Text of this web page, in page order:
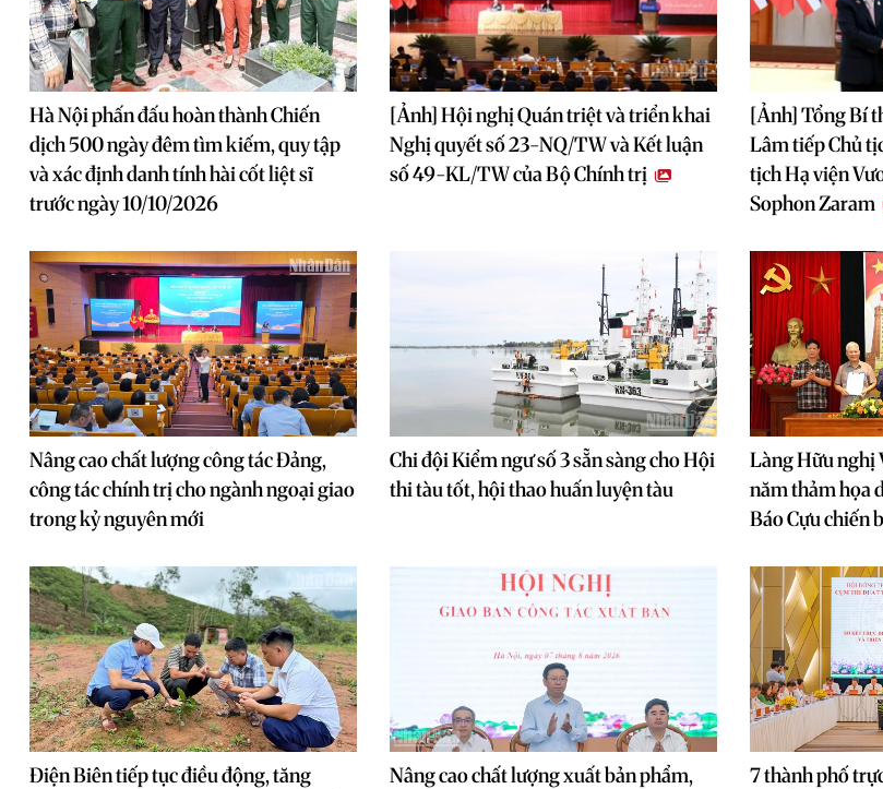
Hà Nội phấn đấu hoàn thành Chiến
dịch 500 ngày đêm tìm kiếm, quy tập
và xác định danh tính hài cốt liệt sĩ
trước ngày 10/10/2026
[Ảnh] Hội nghị Quán triệt và triển khai
Nghị quyết số 23-NQ/TW và Kết luận
số 49-KL/TW của Bộ Chính trị
[Ảnh] Tổng Bí
Lâm tiếp Chủ
tịch Hạ viện
Sophon Zaram
Nâng cao chất lượng công tác Đảng,
công tác chính trị cho ngành ngoại giao
trong kỷ nguyên mới
Chi đội Kiểm ngư số 3 sẵn sàng cho Hội
thi tàu tốt, hội thao huấn luyện tàu
Làng Hữu nghị
năm thảm họa
Báo Cựu chiến
Điện Biên tiếp tục điều động, tăng
Nâng cao chất lượng xuất bản phẩm,
7 thành phố